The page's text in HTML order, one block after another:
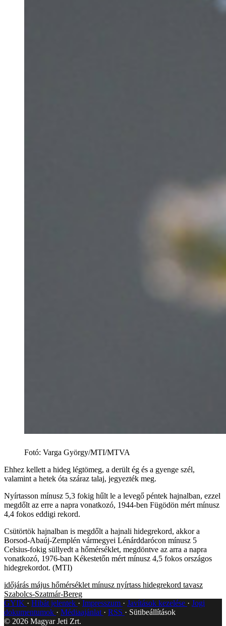
Fotó: Varga György/MTI/MTVA
Ehhez kellett a hideg légtömeg, a derült ég és a gyenge szél,
valamint a hetek óta száraz talaj, jegyezték meg.
Nyírtasson mínusz 5,3 fokig hűlt le a levegő péntek hajnalban, ezzel
megdőlt az erre a napra vonatkozó, 1944-ben Fügödön mért mínusz
4,4 fokos eddigi rekord.
Csütörtök hajnalban is megdőlt a hajnali hidegrekord, akkor a
Borsod-Abaúj-Zemplén vármegyei Lénárddarócon mínusz 5
Celsius-fokig süllyedt a hőmérséklet, megdöntve az arra a napra
vonatkozó, 1976-ban Kékestetőn mért mínusz 4,5 fokos országos
hidegrekordot. (MTI)
időjárás május hőmérséklet mínusz nyírtass hidegrekord tavasz
Szabolcs-Szatmár-Bereg
GYIK
Hibát jelentek Impresszum Javítások kezelése
Jogi
dokumentumok
Médiaajánlat RSS
Sütibeállítások
© 2026 Magyar Jeti Zrt.